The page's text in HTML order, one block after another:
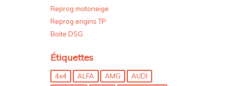
Reprog motoneige
Reprog engins TP
Boite DSG
Étiquettes
4x4 ALFA AMG
AUDI